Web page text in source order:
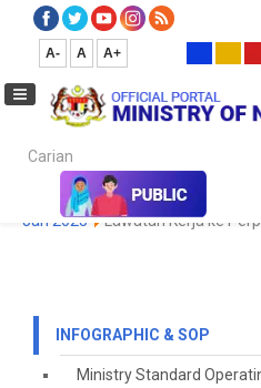
A- A A+
Carian...
Infographic & SOP
Jan 2023
Lawatan Kerja ke
INFOGRAPHIC & SOP
Ministry Standard